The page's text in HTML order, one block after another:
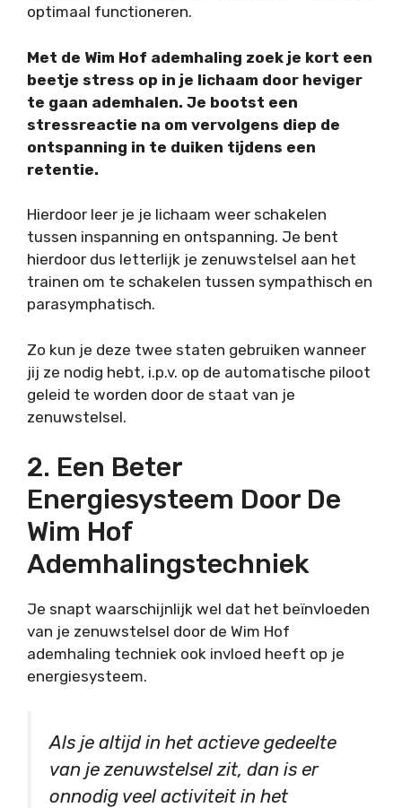
optimaal functioneren.
Met de Wim Hof ademhaling zoek je kort een
beetje stress op in je lichaam door heviger
te gaan ademhalen. Je bootst een
stressreactie na om vervolgens diep de
ontspanning in te duiken tijdens een
retentie.
Hierdoor leer je je lichaam weer schakelen
tussen inspanning en ontspanning. Je bent
hierdoor dus letterlijk je zenuwstelsel aan het
trainen om te schakelen tussen sympathisch en
parasymphatisch.
Zo kun je deze twee staten gebruiken wanneer
jij ze nodig hebt, i.p.v. op de automatische piloot
geleid te worden door de staat van je
zenuwstelsel.
2. Een Beter
Energiesysteem Door De
Wim Hof
Ademhalingstechniek
Je snapt waarschijnlijk wel dat het beïnvloeden
van je zenuwstelsel door de Wim Hof
ademhaling techniek ook invloed heeft op je
energiesysteem.
Als je altijd in het actieve gedeelte
van je zenuwstelsel zit, dan is er
onnodig veel activiteit in het